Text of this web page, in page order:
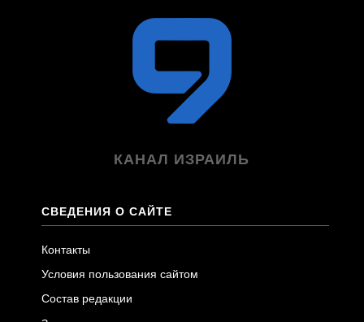
КАНАЛ ИЗРАИЛЬ
СВЕДЕНИЯ О САЙТЕ
Контакты
Условия пользования сайтом
Состав редакции